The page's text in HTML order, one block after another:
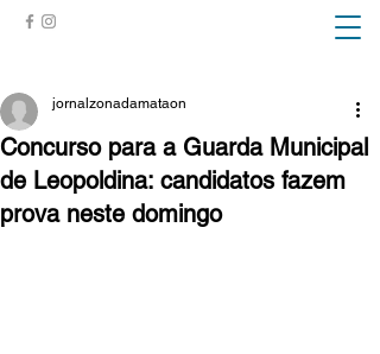
Concurso para a Guarda Municipal
de Leopoldina: candidatos fazem
prova neste domingo
jornalzonadamataon